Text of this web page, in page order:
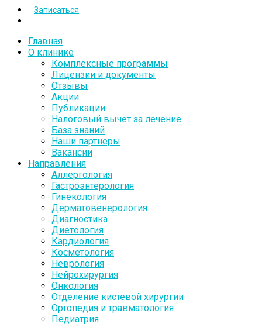
Записаться
Главная
О клинике
Комплексные программы
Лицензии и документы
Отзывы
Акции
Публикации
Налоговый вычет за лечение
База знаний
Наши партнеры
Вакансии
Направления
Аллергология
Гастроэнтерология
Гинекология
Дерматовенерология
Диагностика
Диетология
Кардиология
Косметология
Неврология
Нейрохирургия
Онкология
Отделение кистевой хирургии
Ортопедия и травматология
Педиатрия